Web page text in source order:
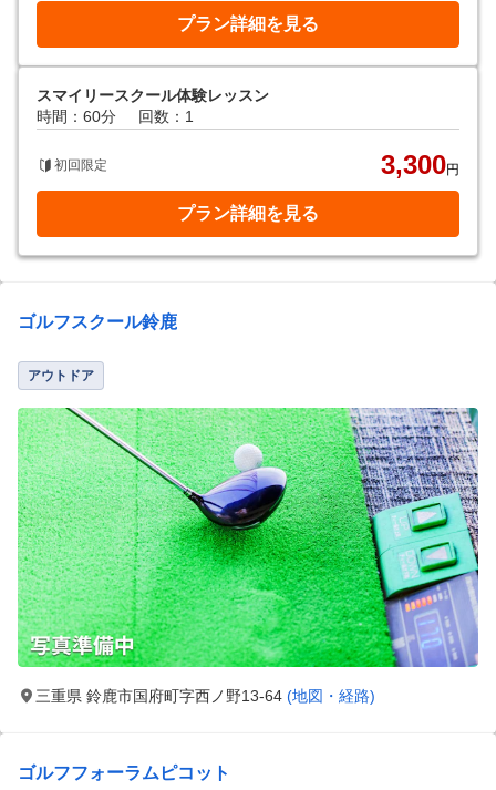
プラン詳細を見る
スマイリースクール体験レッスン
時間：60分
回数：1
初回限定 3,300円
プラン詳細を見る
ゴルフスクール鈴鹿
アウトドア
三重県 鈴鹿市国府町字西ノ野13-64 (地図・経路)
ゴルフフォーラムピコット